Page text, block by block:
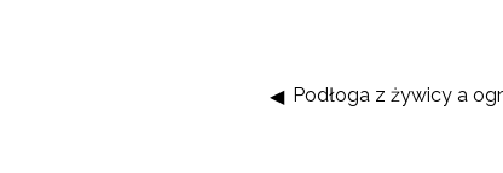
Podłoga z żywicy a